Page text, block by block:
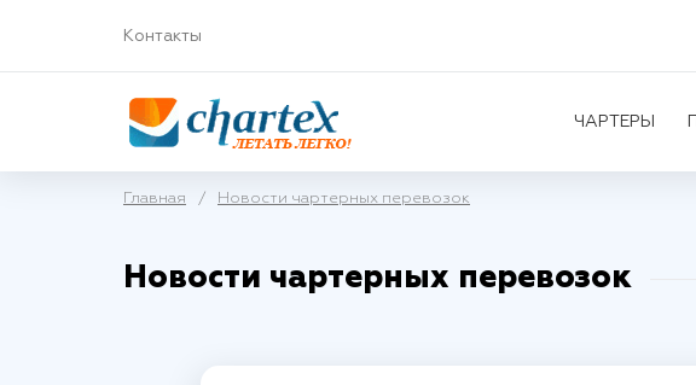
Контакты
ЧАРТЕРЫ
Главная / Новости чартерных перевозок
Новости чартерных перевозок